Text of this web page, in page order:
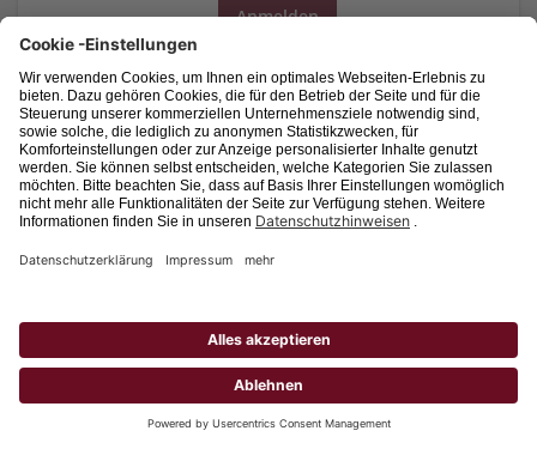
Noch keinen Account?
Als Bewerber registrieren
Als Unternehmen registrieren